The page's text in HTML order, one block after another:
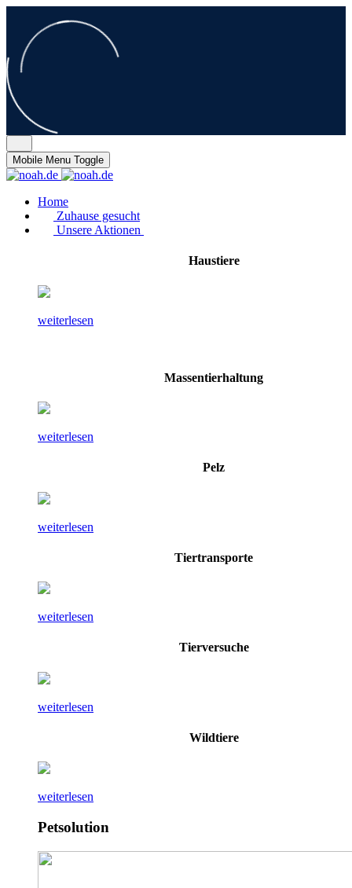
Mobile Menu Toggle
Home
Zuhause gesucht
Unsere Aktionen
Haustiere
weiterlesen
Massentierhaltung
weiterlesen
Pelz
weiterlesen
Tiertransporte
weiterlesen
Tierversuche
weiterlesen
Wildtiere
weiterlesen
Petsolution